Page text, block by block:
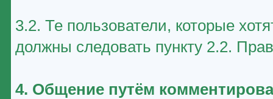
3.2. Те пользователи, которые
должны следовать пункту 2.2.
4. Общение путём